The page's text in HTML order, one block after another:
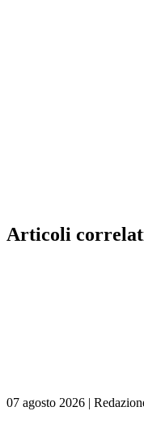
Articoli
07 agosto 2026 |